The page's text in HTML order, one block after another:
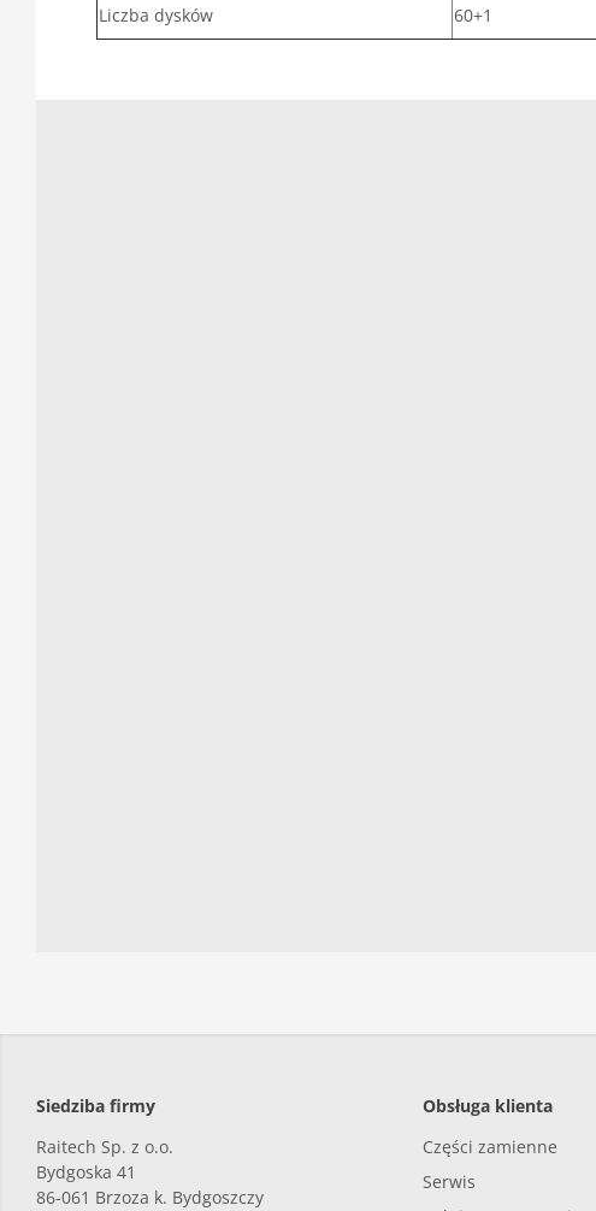
Liczba dysków 60+1
Siedziba firmy
Raitech Sp. z o.o.
Bydgoska 41
86-061 Brzoza k. Bydgoszczy
Obsługa klienta
Części zamienne
Serwis